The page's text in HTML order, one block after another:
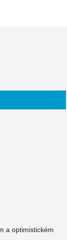
a optimistickém